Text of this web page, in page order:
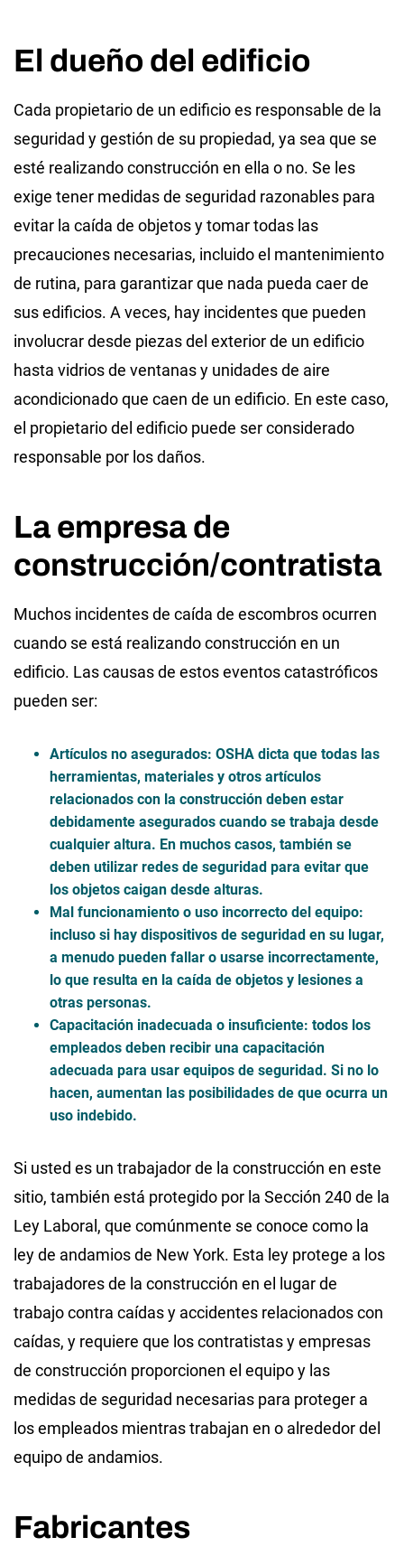
El dueño del edificio
Cada propietario de un edificio es responsable de la
seguridad y gestión de su propiedad, ya sea que se
esté realizando construcción en ella o no. Se les
exige tener medidas de seguridad razonables para
evitar la caída de objetos y tomar todas las
precauciones necesarias, incluido el mantenimiento
de rutina, para garantizar que nada pueda caer de
sus edificios. A veces, hay incidentes que pueden
involucrar desde piezas del exterior de un edificio
hasta vidrios de ventanas y unidades de aire
acondicionado que caen de un edificio. En este caso,
el propietario del edificio puede ser considerado
responsable por los daños.
La empresa de
construcción/contratista
Muchos incidentes de caída de escombros ocurren
cuando se está realizando construcción en un
edificio. Las causas de estos eventos catastróficos
pueden ser:
Artículos no asegurados: OSHA dicta que todas las
herramientas, materiales y otros artículos
relacionados con la construcción deben estar
debidamente asegurados cuando se trabaja desde
cualquier altura. En muchos casos, también se
deben utilizar redes de seguridad para evitar que
los objetos caigan desde alturas.
Mal funcionamiento o uso incorrecto del equipo:
incluso si hay dispositivos de seguridad en su lugar,
a menudo pueden fallar o usarse incorrectamente,
lo que resulta en la caída de objetos y lesiones a
otras personas.
Capacitación inadecuada o insuficiente: todos los
empleados deben recibir una capacitación
adecuada para usar equipos de seguridad. Si no lo
hacen, aumentan las posibilidades de que ocurra un
uso indebido.
Si usted es un trabajador de la construcción en este
sitio, también está protegido por la Sección 240 de la
Ley Laboral, que comúnmente se conoce como la
ley de andamios de New York. Esta ley protege a los
trabajadores de la construcción en el lugar de
trabajo contra caídas y accidentes relacionados con
caídas, y requiere que los contratistas y empresas
de construcción proporcionen el equipo y las
medidas de seguridad necesarias para proteger a
los empleados mientras trabajan en o alrededor del
equipo de andamios.
Fabricantes